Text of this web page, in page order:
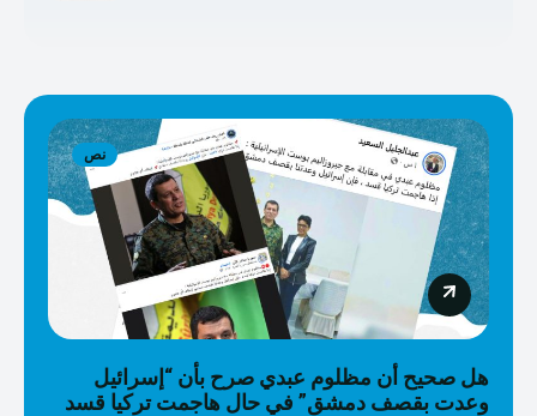
نص
هل صحيح أن مظلوم عبدي صرح بأن “إسرائيل
وعدت بقصف دمشق” في حال هاجمت تركيا قسد